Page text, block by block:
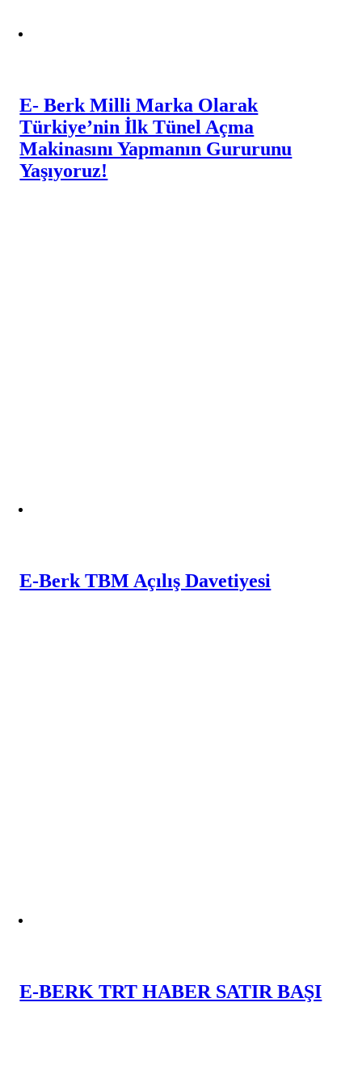
E- Berk Milli Marka Olarak
Türkiye’nin İlk Tünel Açma
Makinasını Yapmanın Gururunu
Yaşıyoruz!
E-Berk TBM Açılış Davetiyesi
E-BERK TRT HABER SATIR BAŞI